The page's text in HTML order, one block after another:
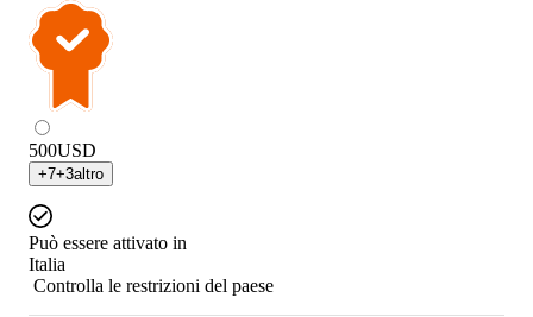
500USD
+7+3altro
Può essere attivato in
Italia
Controlla le restrizioni del paese